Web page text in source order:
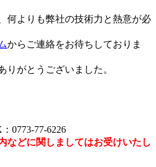
何よりも弊社の技術力と熱意が必
からご連絡をお待ちしておりま
りがとうございました。
0773-77-6226
などに関しましてはお受けいたし